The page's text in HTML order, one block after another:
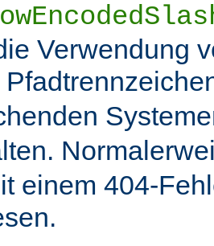
Verwendung
einem 404-